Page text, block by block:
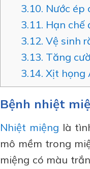
3.10. Nước ép
3.11. Hạn chế
3.12. Vệ sinh
3.13. Tăng
3.14. Xịt họng
Bệnh nhiệt
Nhiệt miệng là
mô mềm trong
miệng có màu